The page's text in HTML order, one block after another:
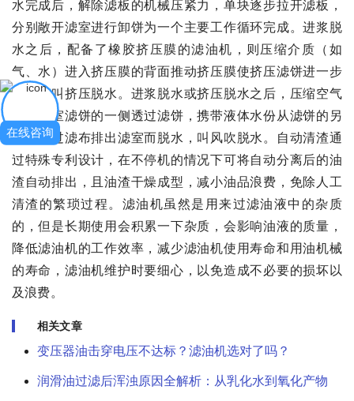
水完成后，解除滤板的机械压紧力，单块逐步拉开滤板，
分别敞开滤室进行卸饼为一个主要工作循环完成。进浆脱
水之后，配备了橡胶挤压膜的滤油机，则压缩介质（如
气、水）进入挤压膜的背面推动挤压膜使挤压滤饼进一步
脱水，叫挤压脱水。进浆脱水或挤压脱水之后，压缩空气
进入滤室滤饼的一侧透过滤饼，携带液体水份从滤饼的另
一侧透过滤布排出滤室而脱水，叫风吹脱水。自动清渣通
过特殊专利设计，在不停机的情况下可将自动分离后的油
渣自动排出，且油渣干燥成型，减小油品浪费，免除人工
清渣的繁琐过程。滤油机虽然是用来过滤油液中的杂质
的，但是长期使用会积累一下杂质，会影响油液的质量，
降低滤油机的工作效率，减少滤油机使用寿命和用油机械
的寿命，滤油机维护时要细心，以免造成不必要的损坏以
及浪费。
相关文章
变压器油击穿电压不达标？滤油机选对了吗？
润滑油过滤后浑浊原因全解析：从乳化水到氧化产物
在线咨询